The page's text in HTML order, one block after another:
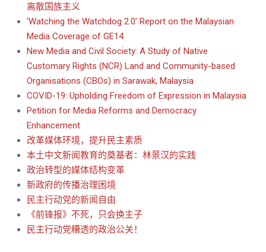
离散国族主义
‘Watching the Watchdog 2.0’ Report on the Malaysian
Media Coverage of GE14
New Media and Civil Society: A Study of Native
Customary Rights (NCR) Land and Community-based
Organisations (CBOs) in Sarawak, Malaysia
COVID-19: Upholding Freedom of Expression in Malaysia
Petition for Media Reforms and Democracy
Enhancement
改革媒体环境，提升民主素质
本土中文新闻教育的奠基者：林景汉的实践
政治转型的媒体结构变革
新政府的传播治理困境
民主行动党的新闻自由
《前锋报》不死，只会换主子
民主行动党糟透的政治公关！